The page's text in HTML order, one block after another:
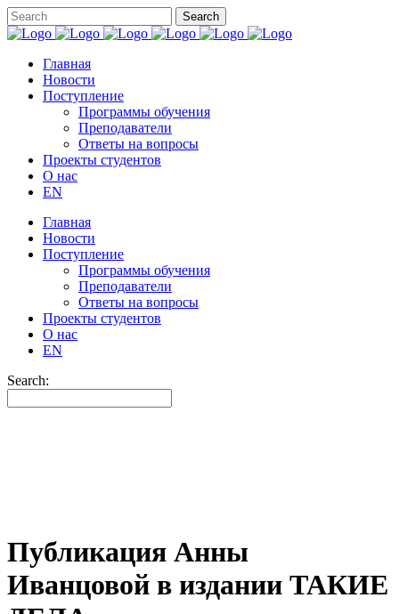
Главная
Новости
Поступление
Программы обучения
Преподаватели
Ответы на вопросы
Проекты студентов
О нас
EN
Главная
Новости
Поступление
Программы обучения
Преподаватели
Ответы на вопросы
Проекты студентов
О нас
EN
Search:
Публикация Анны
Иванцовой в издании ТАКИЕ